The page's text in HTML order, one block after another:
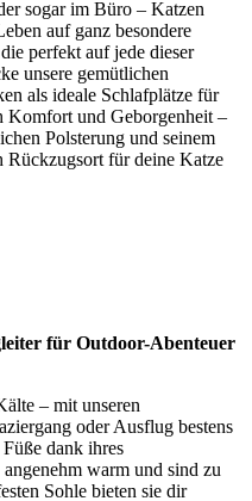
sogar im Büro – Katzen
auf ganz besondere
perfekt auf jede dieser
unsere gemütlichen
als ideale Schlafplätze für
Komfort und Geborgenheit –
Polsterung und seinem
Rückzugsort für deine Katze
für Outdoor-Abenteuer
– mit unseren
oder Ausflug bestens
dank ihres
warm und sind zu
Sohle bieten sie dir